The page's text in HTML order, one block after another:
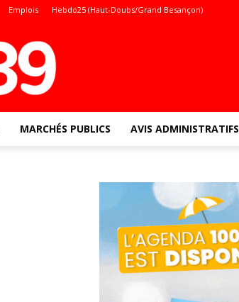
Emplois Hebdo25 (Haut-Doubs/Grand Besançon)
MARCHÉS PUBLICS AVIS ADMINISTRATIFS